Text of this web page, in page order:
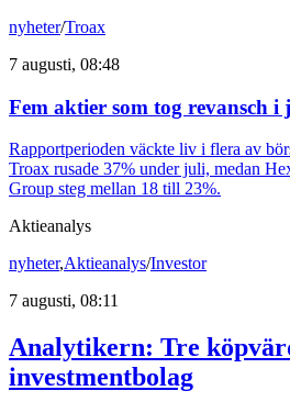
nyheter/Troax
7 augusti, 08:48
Fem aktier som tog revansch i
Rapportperioden väckte liv i flera av
Troax rusade 37% under juli, medan
Group steg mellan 18 till 23%.
Aktieanalys
nyheter,Aktieanalys/Investor
7 augusti, 08:11
Analytikern: Tre
investmentbolag